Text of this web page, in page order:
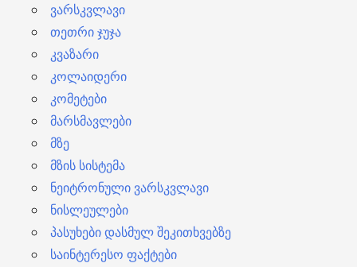
ვარსკვლავი
თეთრი ჯუჯა
კვაზარი
კოლაიდერი
კომეტები
მარსმავლები
მზე
მზის სისტემა
ნეიტრონული ვარსკვლავი
ნისლეულები
პასუხები დასმულ შეკითხვებზე
საინტერესო ფაქტები